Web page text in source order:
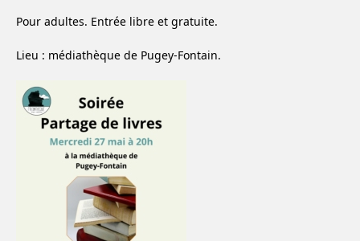
Pour adultes. Entrée libre et gratuite.
Lieu : médiathèque de Pugey-Fontain.